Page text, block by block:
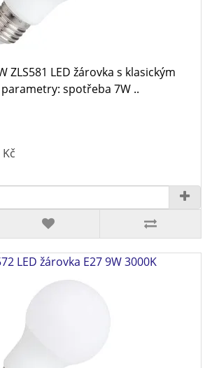
ZLS581 LED žárovka s klasickým
spotřeba 7W ..
LED žárovka E27 9W 3000K